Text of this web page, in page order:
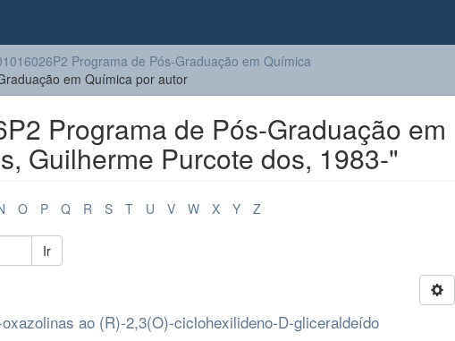
Programa de Pós-Graduação em Química
em Química por autor
Programa de Pós-Graduação em
Guilherme Purcote dos, 1983-"
O P Q R S T U V W X Y Z
Ir
ao (R)-2,3(O)-ciclohexilideno-D-gliceraldeído